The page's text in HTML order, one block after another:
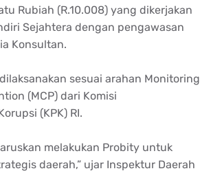
Rubiah (R.10.008) yang dikerjakan
Sejahtera dengan pengawasan
Konsultan.
sesuai arahan Monitoring
(MCP) dari Komisi
(KPK) RI.
melakukan Probity untuk
daerah,” ujar Inspektur Daerah